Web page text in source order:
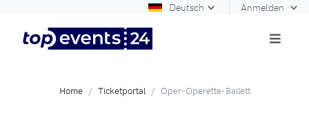
Deutsch Anmelden
Home Ticketportal Oper-Operette-Ballett